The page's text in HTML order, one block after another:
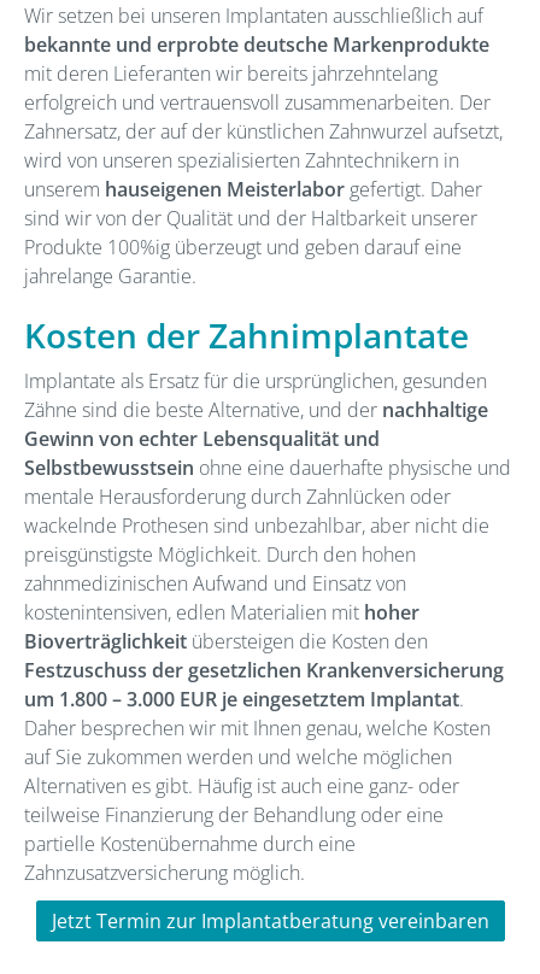
Wir setzen bei unseren Implantaten ausschließlich auf
bekannte und erprobte deutsche Markenprodukte
mit deren Lieferanten wir bereits jahrzehntelang
erfolgreich und vertrauensvoll zusammenarbeiten. Der
Zahnersatz, der auf der künstlichen Zahnwurzel aufsetzt,
wird von unseren spezialisierten Zahntechnikern in
unserem hauseigenen Meisterlabor gefertigt. Daher
sind wir von der Qualität und der Haltbarkeit unserer
Produkte 100%ig überzeugt und geben darauf eine
jahrelange Garantie.
Kosten der Zahnimplantate
Implantate als Ersatz für die ursprünglichen, gesunden
Zähne sind die beste Alternative, und der nachhaltige
Gewinn von echter Lebensqualität und
Selbstbewusstsein ohne eine dauerhafte physische und
mentale Herausforderung durch Zahnlücken oder
wackelnde Prothesen sind unbezahlbar, aber nicht die
preisgünstigste Möglichkeit. Durch den hohen
zahnmedizinischen Aufwand und Einsatz von
kostenintensiven, edlen Materialien mit hoher
Bioverträglichkeit übersteigen die Kosten den
Festzuschuss der gesetzlichen Krankenversicherung
um 1.800 – 3.000 EUR je eingesetztem Implantat.
Daher besprechen wir mit Ihnen genau, welche Kosten
auf Sie zukommen werden und welche möglichen
Alternativen es gibt. Häufig ist auch eine ganz- oder
teilweise Finanzierung der Behandlung oder eine
partielle Kostenübernahme durch eine
Zahnzusatzversicherung möglich.
Jetzt Termin zur Implantatberatung vereinbaren